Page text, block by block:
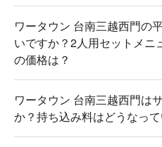
ワータウン 台南三越西門の
いですか？2人用セットメニ
の価格は？
ワータウン 台南三越西門は
か？持ち込み料はどうなっ